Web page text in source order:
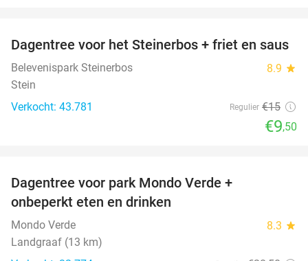
37%
Dagentree voor het Steinerbos + friet en saus
Belevenispark Steinerbos 8.9 star
Stein
Verkocht: 43.781
Regulier €15
€9,50
Dagentree voor park Mondo Verde +
onbeperkt eten en drinken
Mondo Verde 8.3 star
Landgraaf (13 km)